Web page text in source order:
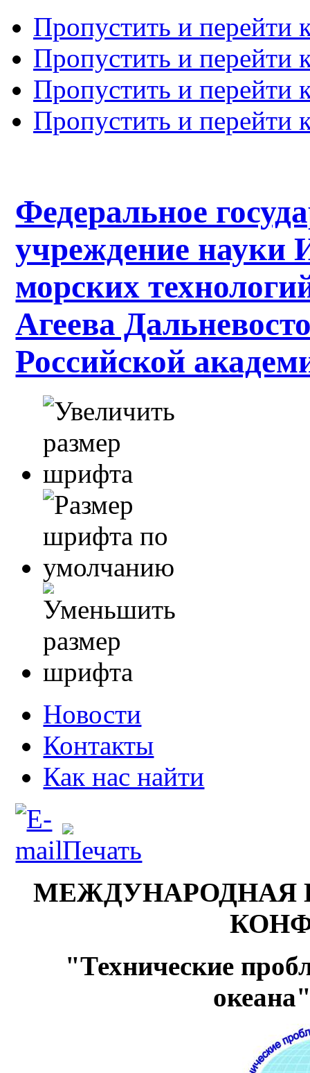
Пропустить и перейти
Пропустить и перейти
Пропустить и перейти
Пропустить и перейти
Федеральное
учреждение науки
морских
Агеева
Российской
Новости
Контакты
Как нас найти
МЕЖДУНАРОДНАЯ
"Технические